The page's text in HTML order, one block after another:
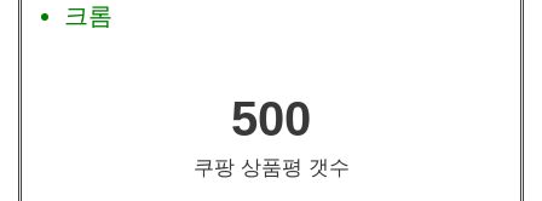
크롬
쿠팡 상품평 갯수
500